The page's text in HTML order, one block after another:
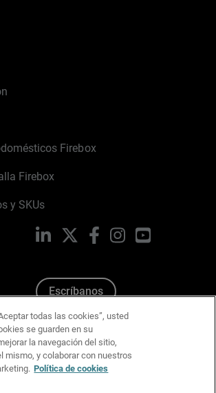
Firebox
Firebox
y SKUs
LinkedIn FacebookInstagramYouTube
Escríbanos
todas las cookies”, usted
se guarden en su
la navegación del sitio,
mismo, y colaborar con nuestros
Política de cookies